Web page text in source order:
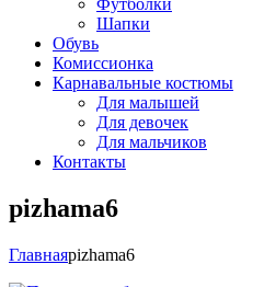
Футболки
Шапки
Обувь
Комиссионка
Карнавальные костюмы
Для малышей
Для девочек
Для мальчиков
Контакты
pizhama6
Главнаяpizhama6